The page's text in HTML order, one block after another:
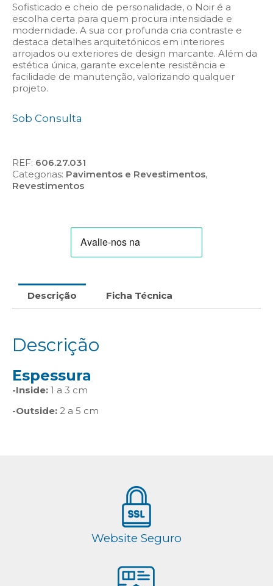
Sofisticado e cheio de personalidade, o Noir é a
escolha certa para quem procura intensidade e
modernidade. A sua cor profunda cria contraste e
destaca detalhes arquitetónicos em interiores
arrojados ou exteriores de design marcante. Além da
estética única, garante excelente resistência e
facilidade de manutenção, valorizando qualquer
projeto.
Sob Consulta
REF: 606.27.031
Categorias: Pavimentos e Revestimentos,
Revestimentos
Descrição Ficha Técnica
Descrição
Espessura
-Inside: 1 a 3 cm
-Outside: 2 a 5 cm
Website Seguro